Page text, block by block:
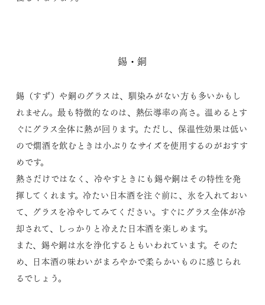
錫・銅
錫（すず）や銅のグラスは、馴染みがない方も多いかもし
れません。最も特徴的なのは、熱伝導率の高さ。温めるとす
ぐにグラス全体に熱が回ります。ただし、保温性効果は低い
ので燗酒を飲むときは小ぶりなサイズを使用するのがおすす
めです。
熱さだけではなく、冷やすときにも錫や銅はその特性を発
揮してくれます。冷たい日本酒を注ぐ前に、氷を入れておい
て、グラスを冷やしてみてください。すぐにグラス全体が冷
却されて、しっかりと冷えた日本酒を楽しめます。
また、錫や銅は水を浄化するともいわれています。そのた
め、日本酒の味わいがまろやかで柔らかいものに感じられ
るでしょう。